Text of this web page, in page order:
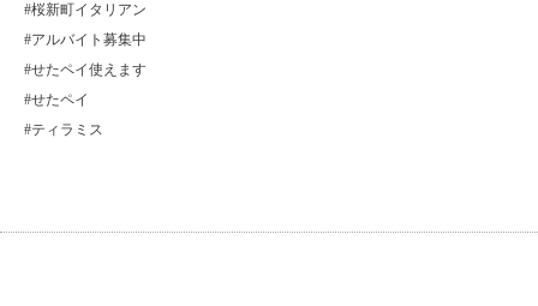
#桜新町イタリアン
#アルバイト募集中
#せたペイ使えます
#せたペイ
#ティラミス